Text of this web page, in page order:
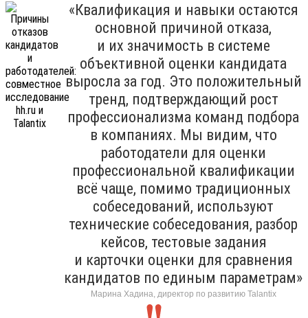
«Квалификация и навыки остаются
основной причиной отказа,
и их значимость в системе
объективной оценки кандидата
выросла за год. Это положительный
тренд, подтверждающий рост
профессионализма команд подбора
в компаниях. Мы видим, что
работодатели для оценки
профессиональной квалификации
всё чаще, помимо традиционных
собеседований, используют
технические собеседования, разбор
кейсов, тестовые задания
и карточки оценки для сравнения
кандидатов по единым параметрам»
Марина Хадина, директор по развитию Talantix